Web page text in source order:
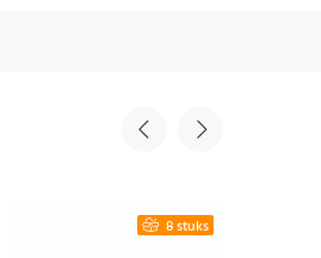
8 stuks